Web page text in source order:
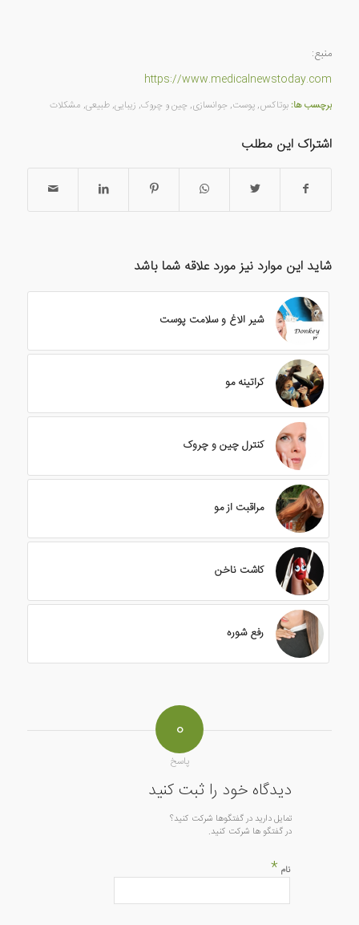
منبع:
https://www.medicalnewstoday.com
برچسب ها: بوتاکس, پوست, جوانسازی, چین و چروک, زیبایی, طبیعی, مشکلات
اشتراک این مطلب
شاید این موارد نیز مورد علاقه شما باشد
شیر الاغ و سلامت پوست
کراتینه مو
کنترل چین و چروک
مراقبت از مو
کاشت ناخن
رفع شوره
0
پاسخ
دیدگاه خود را ثبت کنید
تمایل دارید در گفتگوها شرکت کنید؟
در گفتگو ها شرکت کنید.
نام *